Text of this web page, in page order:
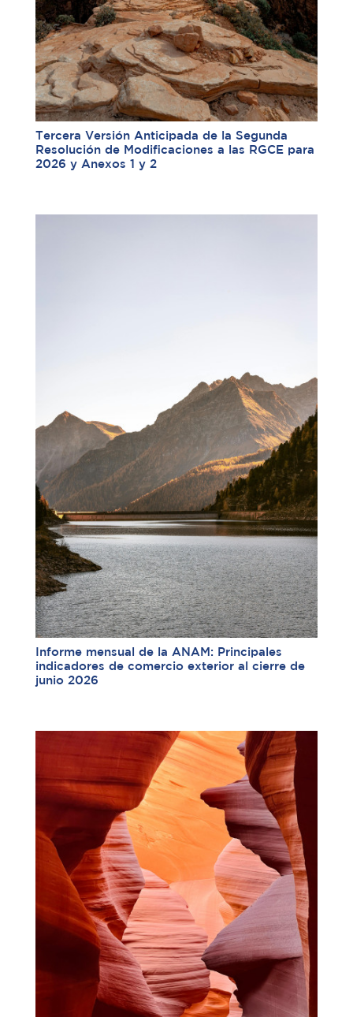
Tercera Versión Anticipada de la Segunda
Resolución de Modificaciones a las RGCE para
2026 y Anexos 1 y 2
Informe mensual de la ANAM: Principales
indicadores de comercio exterior al cierre de
junio 2026